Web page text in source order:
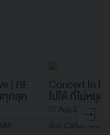
ทุกลุค
Concert In
ไปได้ ที่ไม่หยุ
07 Aug 26
ด้วย Canon RF28-